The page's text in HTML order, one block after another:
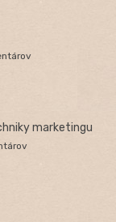
marketingu